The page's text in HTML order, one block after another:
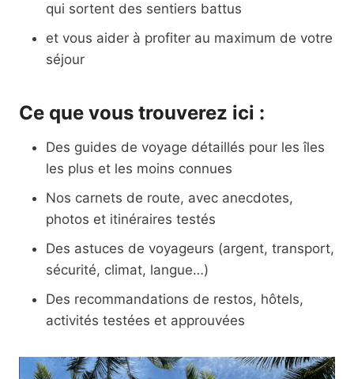
qui sortent des sentiers battus
et vous aider à profiter au maximum de votre
séjour
Ce que vous trouverez ici :
Des guides de voyage détaillés pour les îles
les plus et les moins connues
Nos carnets de route, avec anecdotes,
photos et itinéraires testés
Des astuces de voyageurs (argent, transport,
sécurité, climat, langue…)
Des recommandations de restos, hôtels,
activités testées et approuvées